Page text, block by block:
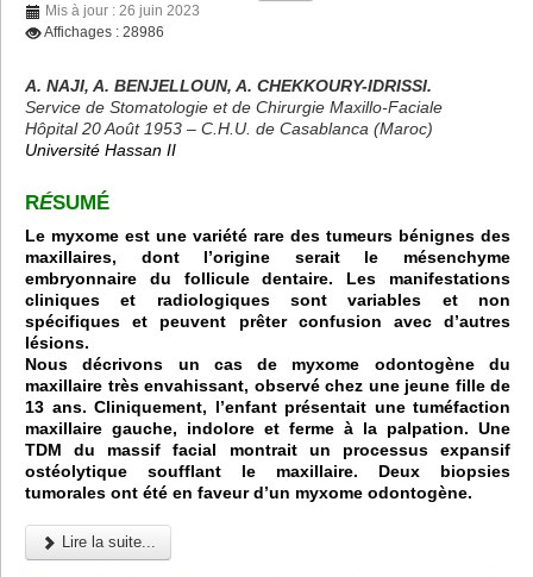
Mis à jour : 26 juin 2023
Affichages : 28986
A. NAJI, A. BENJELLOUN, A. CHEKKOURY-IDRISSI.
Service de Stomatologie et de Chirurgie Maxillo-Faciale
Hôpital 20 Août 1953 – C.H.U. de Casablanca (Maroc)
Université Hassan II
RÉSUMÉ
Le myxome est une variété rare des tumeurs bénignes des
maxillaires, dont l’origine serait le mésenchyme
embryonnaire du follicule dentaire. Les manifestations
cliniques et radiologiques sont variables et non
spécifiques et peuvent prêter confusion avec d’autres
lésions.
Nous décrivons un cas de myxome odontogène du
maxillaire très envahissant, observé chez une jeune fille de
13 ans. Cliniquement, l’enfant présentait une tuméfaction
maxillaire gauche, indolore et ferme à la palpation. Une
TDM du massif facial montrait un processus expansif
ostéolytique soufflant le maxillaire. Deux biopsies
tumorales ont été en faveur d’un myxome odontogène.
Lire la suite...